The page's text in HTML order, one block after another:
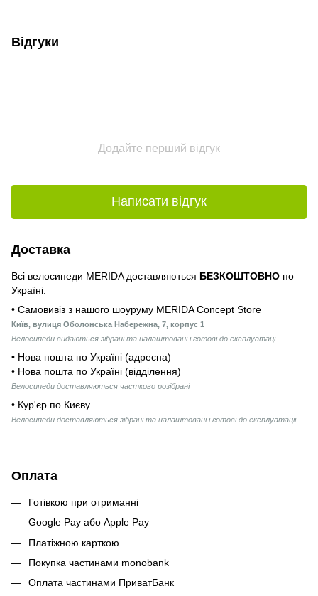
Відгуки
Додайте перший відгук
Написати відгук
Доставка
Всі велосипеди MERIDA доставляються БЕЗКОШТОВНО по
Україні.
• Самовивіз з нашого шоуруму MERIDA Concept Store
Київ, вулиця Оболонська Набережна, 7, корпус 1
Велосипеди видаються зібрані та налаштовані і готові до експлуатаці
• Нова пошта по Україні (адресна)
• Нова пошта по Україні (відділення)
Велосипеди доставляються частково розібрані
• Кур'єр по Києву
Велосипеди доставляються зібрані та налаштовані і готові до експлуатації
Оплата
Готівкою при отриманні
Google Pay або Apple Pay
Платіжною карткою
Покупка частинами monobank
Оплата частинами ПриватБанк